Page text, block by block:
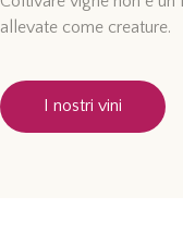
allevate come creature.
I nostri vini